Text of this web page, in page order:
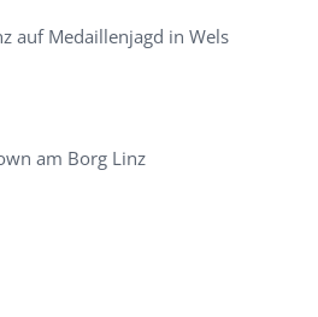
auf Medaillenjagd in Wels
am Borg Linz